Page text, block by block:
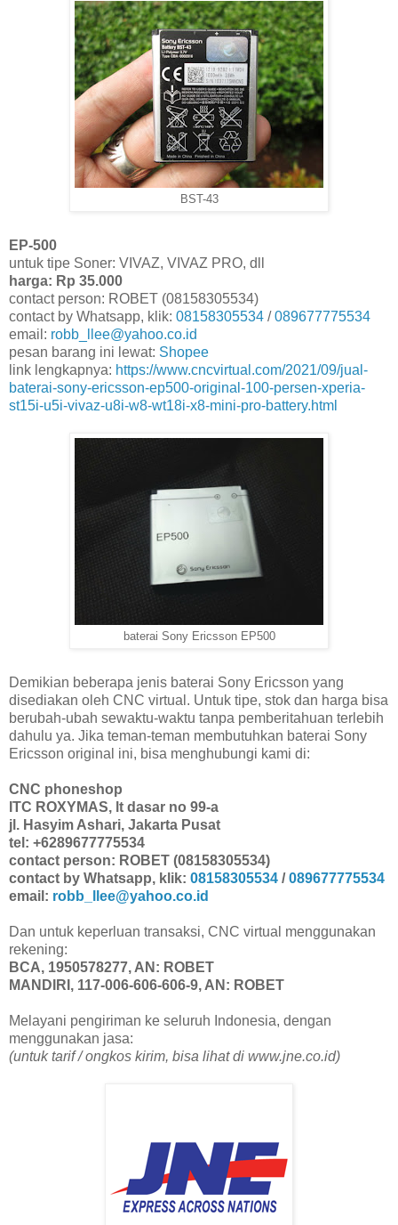
BST-43
EP-500
untuk tipe Soner: VIVAZ, VIVAZ PRO, dll
harga: Rp 35.000
contact person: ROBET (08158305534)
contact by Whatsapp, klik: 08158305534 /089677775534
email: robb_llee@yahoo.co.id
pesan barang ini lewat: Shopee
link lengkapnya: https://www.cncvirtual.com/2021/09/jual-
baterai-sony-ericsson-ep500-original-100-persen-xperia-
st15i-u5i-vivaz-u8i-w8-wt18i-x8-mini-pro-battery.html
baterai Sony Ericsson EP500
Demikian beberapa jenis baterai Sony Ericsson yang
disediakan oleh CNC virtual. Untuk tipe, stok dan harga bisa
berubah-ubah sewaktu-waktu tanpa pemberitahuan terlebih
dahulu ya. Jika teman-teman membutuhkan baterai Sony
Ericsson original ini, bisa menghubungi kami di:
CNC phoneshop
ITC ROXYMAS, lt dasar no 99-a
jl. Hasyim Ashari, Jakarta Pusat
tel: +6289677775534
contact person: ROBET (08158305534)
contact by Whatsapp, klik: 08158305534 /089677775534
email: robb_llee@yahoo.co.id
Dan untuk keperluan transaksi, CNC virtual menggunakan
rekening:
BCA, 1950578277, AN: ROBET
MANDIRI, 117-006-606-606-9, AN: ROBET
Melayani pengiriman ke seluruh Indonesia, dengan
menggunakan jasa:
(untuk tarif / ongkos kirim, bisa lihat di www.jne.co.id)